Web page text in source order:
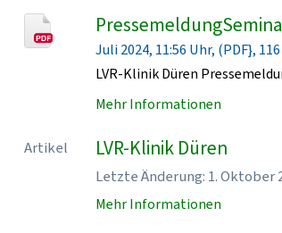
Juli 2024, 11:56 Uhr, (PDF},
LVR-Klinik Düren
Mehr Informationen
Artikel LVR-Klinik Düren
Letzte Änderung: 1. Oktober
Mehr Informationen